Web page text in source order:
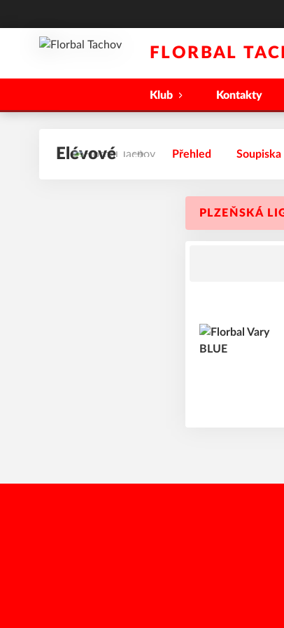
FLORBAL
Klub Kontakty
Elévové Přehled Soupiska
PLZEŇSKÁ